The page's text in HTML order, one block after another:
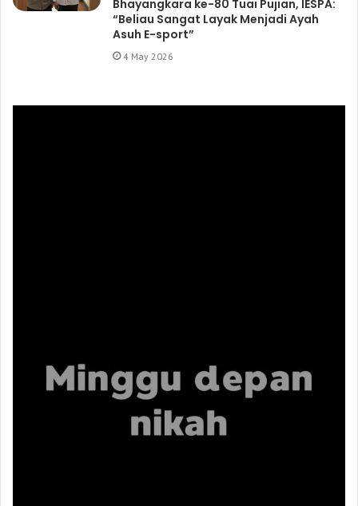
Bhayangkara ke-80 Tuai Pujian, IESPA:
“Beliau Sangat Layak Menjadi Ayah
Asuh E-sport”
4 May 2026